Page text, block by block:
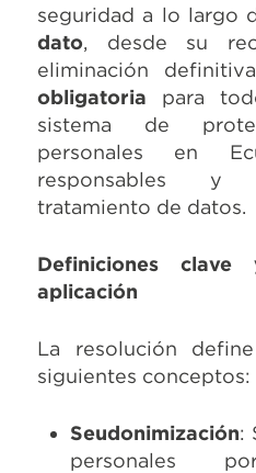
seguridad a lo largo
dato, desde su
eliminación
obligatoria para
sistema de
personales en
responsables y
tratamiento de datos.
Definiciones
aplicación
La resolución
siguientes conceptos:
Seudonimización:
personales